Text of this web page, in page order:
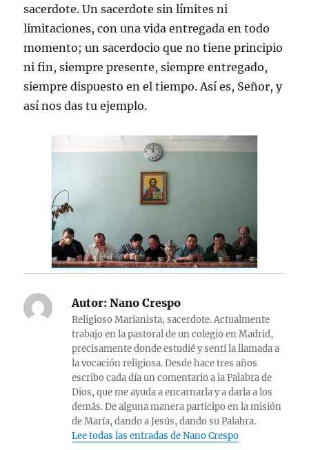
sacerdote. Un sacerdote sin límites ni
limitaciones, con una vida entregada en todo
momento; un sacerdocio que no tiene principio
ni fin, siempre presente, siempre entregado,
siempre dispuesto en el tiempo. Así es, Señor, y
así nos das tu ejemplo.
Autor: Nano Crespo
Religioso Marianista, sacerdote. Actualmente
trabajo en la pastoral de un colegio en Madrid,
precisamente donde estudié y sentí la llamada a
la vocación religiosa. Desde hace tres años
escribo cada día un comentario a la Palabra de
Dios, que me ayuda a encarnarla y a darla a los
demás. De alguna manera participo en la misión
de María, dando a Jesús, dando su Palabra.
Lee todas las entradas de Nano Crespo